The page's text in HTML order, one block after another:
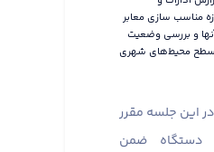
مناسب سازی معابر
و بررسی وضعیت
سطح محیط‌های شهری
این جلسه مقرر
دستگاه ضمن